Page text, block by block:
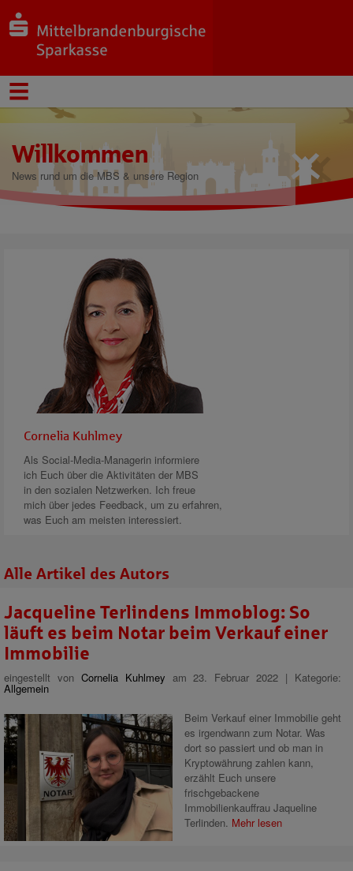
Willkommen
News rund um die MBS & unsere Region
Cornelia Kuhlmey
Als Social-Media-Managerin informiere
ich Euch über die Aktivitäten der MBS
in den sozialen Netzwerken. Ich freue
mich über jedes Feedback, um zu erfahren,
was Euch am meisten interessiert.
Alle Artikel des Autors
Jacqueline Terlindens Immoblog: So
läuft es beim Notar beim Verkauf einer
Immobilie
eingestellt von Cornelia Kuhlmey am 23. Februar 2022 | Kategorie:
Allgemein
Beim Verkauf einer Immobilie geht
es irgendwann zum Notar. Was
dort so passiert und ob man in
Kryptowährung zahlen kann,
erzählt Euch unsere
frischgebackene
Immobilienkauffrau Jaqueline
Terlinden. Mehr lesen